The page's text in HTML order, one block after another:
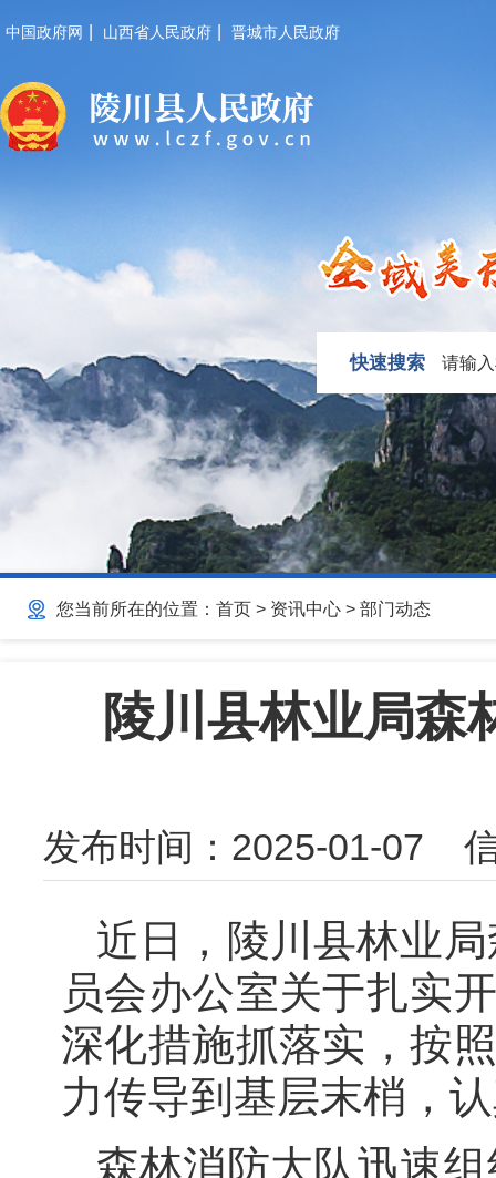
中国政府网 山西省人民政府 晋城市人民政府
快速搜索
您当前所在的位置： 首页 > 资讯中心 > 部门动态
陵川县林业局森
发布时间： 2025-01-07 信
近日，陵川县林业
员会办公室关于扎实
深化措施抓落实，按
力传导到基层末梢，
森林消防大队迅速